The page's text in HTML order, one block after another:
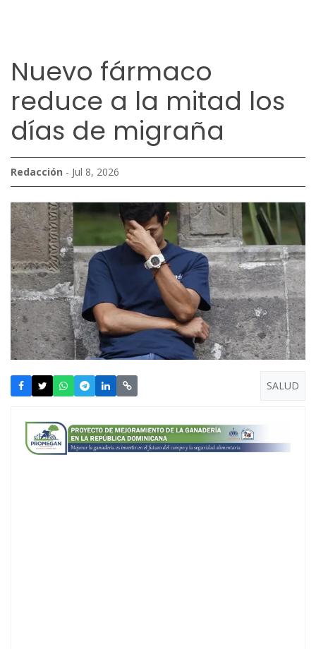
Nuevo fármaco
reduce a la mitad los
días de migraña
Redacción - Jul 8, 2026
SALUD